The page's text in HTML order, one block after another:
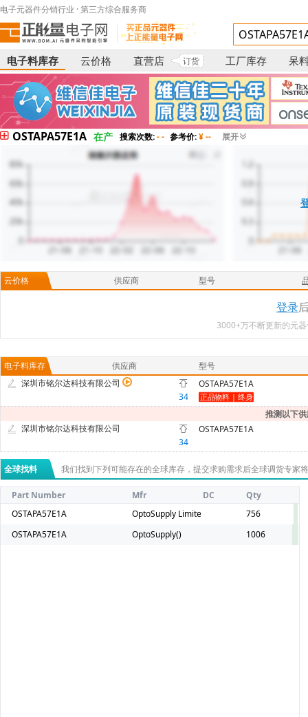
电子元器件分销行业 · 第三方综合服务商
电子料库存 云价格 直营店 订货 工厂库存 呆
OSTAPA57E1A 在产 搜索次数:- - 参考价:¥ -- 展开
云价格 供应商 型号
登录
3000+万不断更新的元
电子料库存 供应商
型号
深圳市铭尔达科技有限公司
34
OSTAPA57E1A
推测以下
深圳市铭尔达科技有限公司
34
OSTAPA57E1A
全球找料 我们找到下列可能存在的全球库存，提交求购需求后全球调货专家
Part Number Mfr DC
Qty
OSTAPA57E1A
OptoSupply Limited
756
OSTAPA57E1A
OptoSupply() 1006